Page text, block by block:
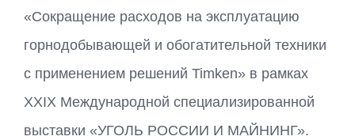
«Сокращение расходов на эксплуатацию
горнодобывающей и обогатительной техники
с применением решений Timken» в рамках
XXIX Международной специализированной
выставки «УГОЛЬ РОССИИ И МАЙНИНГ».